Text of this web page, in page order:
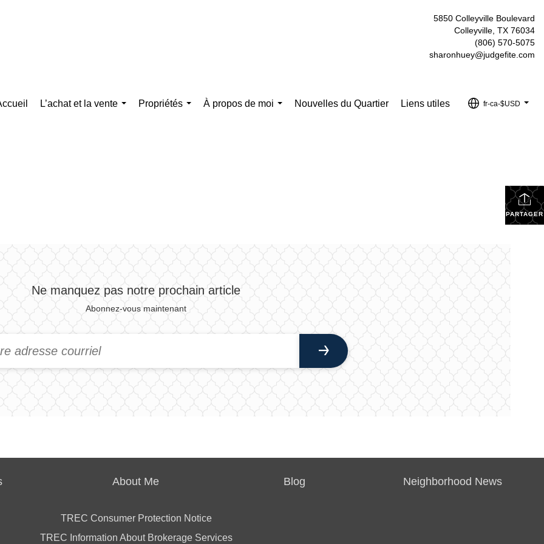
5850 Colleyville Boulevard
Colleyville, TX 76034
(806) 570-5075
sharonhuey@judgefite.com
L’achat et la vente
Propriétés
À propos de moi
Nouvelles du Quartier Liens utiles fr-ca-$USD
PARTAGER
Ne manquez pas notre prochain article
Abonnez-vous maintenant
About Me Blog Neighborhood News
TREC Consumer Protection Notice
TREC Information About Brokerage Services